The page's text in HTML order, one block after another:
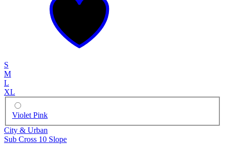
S
M
L
XL
Violet Pink
City & Urban
Sub Cross 10 Slope